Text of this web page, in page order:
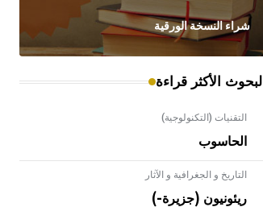
شراء النسخة الورقية
البحوث الأكثر قراءة
التقنيات (التكنولوجية)
الحاسوب
التاريخ و الجغرافية و الآثار
ريئونيون (جزيرة-)